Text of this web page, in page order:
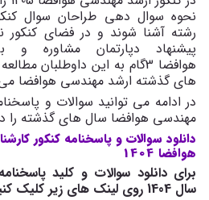
نحوه سوال دهی طراحان سوال
رشته آشنا شوند و در فضای کنکور
پیشنهاد دپارتمان مشاوره و
هوافضا 3گام به این داوطلبان
های گذشته ارشد مهندسی هوافضا
در ادامه می توانید سوالات و
مهندسی هوافضا سال های گذشته را
دانلود سوالات و پاسخنامه کنکور
هوافضا 1404
برای دانلود سوالات و کلید
سال 1404 روی لینک های زیر کلیک کنید.